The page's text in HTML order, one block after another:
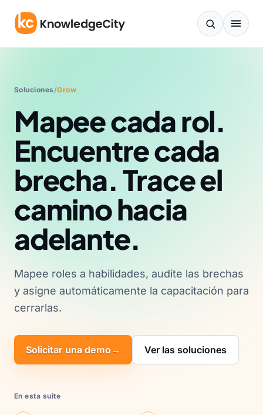
Soluciones/Grow
Mapee cada rol.
Encuentre cada
brecha. Trace el
camino hacia
adelante.
Mapee roles a habilidades, audite las brechas
y asigne automáticamente la capacitación para
cerrarlas.
Solicitar una demo→ Ver las soluciones
En esta suite